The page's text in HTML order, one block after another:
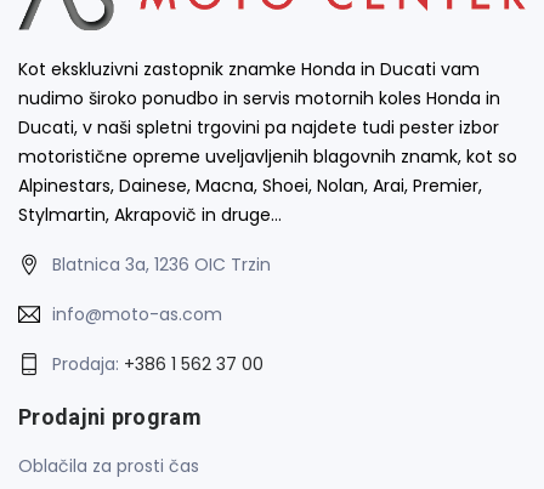
Kot ekskluzivni zastopnik znamke Honda in Ducati vam
nudimo široko ponudbo in servis motornih koles Honda in
Ducati, v naši spletni trgovini pa najdete tudi pester izbor
motoristične opreme uveljavljenih blagovnih znamk, kot so
Alpinestars, Dainese, Macna, Shoei, Nolan, Arai, Premier,
Stylmartin, Akrapovič in druge…
Blatnica 3a, 1236 OIC Trzin
info@moto-as.com
Prodaja: +386 1 562 37 00
Prodajni program
Oblačila za prosti čas